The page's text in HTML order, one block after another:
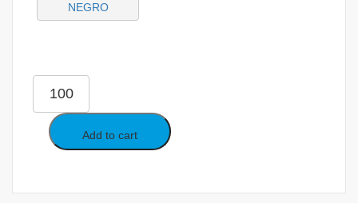
NEGRO
Add to cart